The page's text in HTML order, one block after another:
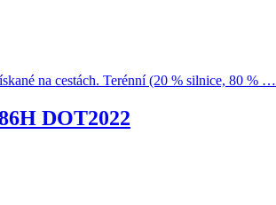
na cestách. Terénní (20 % silnice, 80 % …
DOT2022